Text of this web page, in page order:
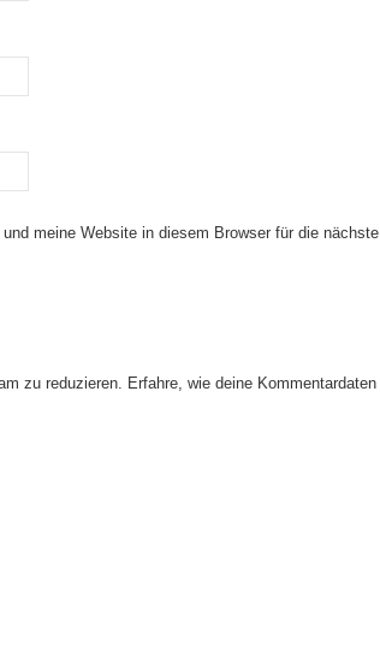
meine Website in diesem Browser für die nächste
zu reduzieren. Erfahre, wie deine Kommentardaten